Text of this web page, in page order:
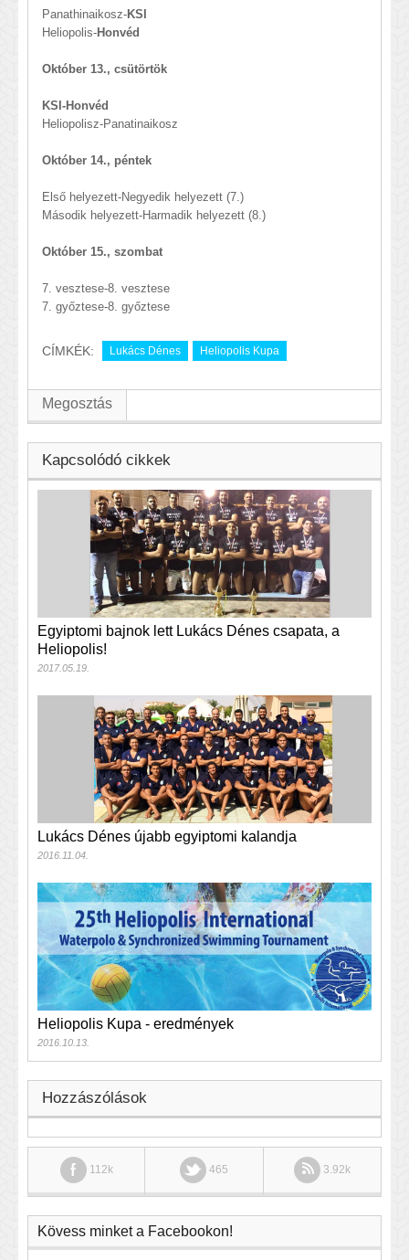
Panathinaikosz-KSI
Heliopolis-Honvéd
Október 13., csütörtök
KSI-Honvéd
Heliopolisz-Panatinaikosz
Október 14., péntek
Első helyezett-Negyedik helyezett (7.)
Második helyezett-Harmadik helyezett (8.)
Október 15., szombat
7. vesztese-8. vesztese
7. győztese-8. győztese
CÍMKÉK: Lukács Dénes Heliopolis Kupa
Megosztás
Kapcsolódó cikkek
Egyiptomi bajnok lett Lukács Dénes csapata, a
Heliopolis!
2017.05.19.
Lukács Dénes újabb egyiptomi kalandja
2016.11.04.
Heliopolis Kupa - eredmények
2016.10.13.
Hozzászólások
112k 465 3.92k
Kövess minket a Facebookon!